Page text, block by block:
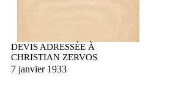
DEVIS ADRESSÉE À
CHRISTIAN ZERVOS
7 janvier 1933